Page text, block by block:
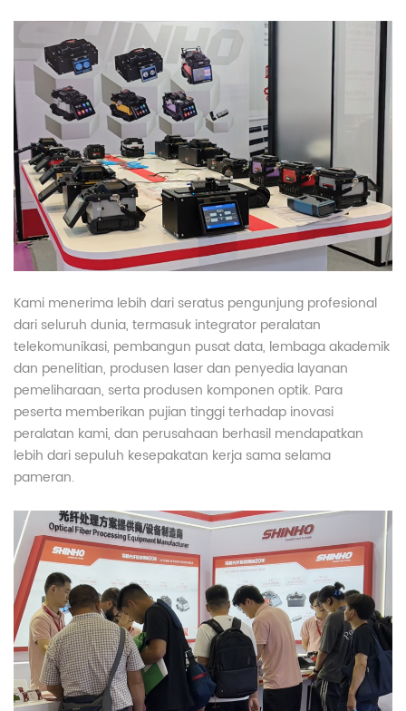
Kami menerima lebih dari seratus pengunjung profesional
dari seluruh dunia, termasuk integrator peralatan
telekomunikasi, pembangun pusat data, lembaga akademik
dan penelitian, produsen laser dan penyedia layanan
pemeliharaan, serta produsen komponen optik. Para
peserta memberikan pujian tinggi terhadap inovasi
peralatan kami, dan perusahaan berhasil mendapatkan
lebih dari sepuluh kesepakatan kerja sama selama
pameran.